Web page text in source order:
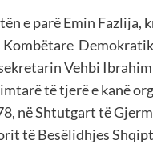
e parë Emin Fazlija,
Kombëtare
Vehbi
të tjerë e kanë
në Shtutgart të
të Besëlidhjes